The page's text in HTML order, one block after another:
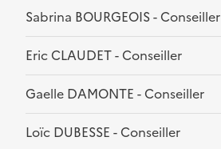
Sabrina BOURGEOIS - Conseiller
Eric CLAUDET - Conseiller
Gaelle DAMONTE - Conseiller
Loïc DUBESSE - Conseiller